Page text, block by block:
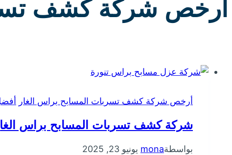
أرخص شركة كشف
أرخص شركة كشف تسربات المسابح براس الغار
شركة كشف تسربات المسابح براس
بواسطةmona يونيو 23, 2025